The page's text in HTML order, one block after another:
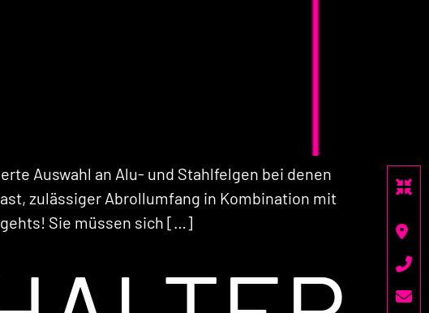
Auswahl an Alu- und Stahlfelgen bei denen
zulässiger Abrollumfang in Kombination mit
gehts! Sie müssen sich […]